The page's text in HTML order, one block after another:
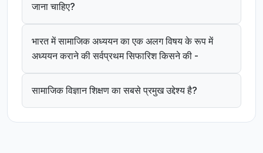
जाना चाहिए?
भारत में सामाजिक अध्ययन का एक अलग विषय के रूप में
अध्ययन कराने की सर्वप्रथम सिफारिश किसने की -
सामाजिक विज्ञान शिक्षण का सबसे प्रमुख उद्देश्य है?